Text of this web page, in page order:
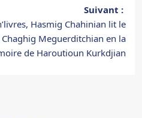
Suivant :
Hasmig Chahinian lit le
Meguerditchian en la
de Haroutioun Kurkdjian